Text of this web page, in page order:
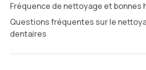
Fréquence de nettoyage et bonnes
Questions fréquentes sur le
dentaires